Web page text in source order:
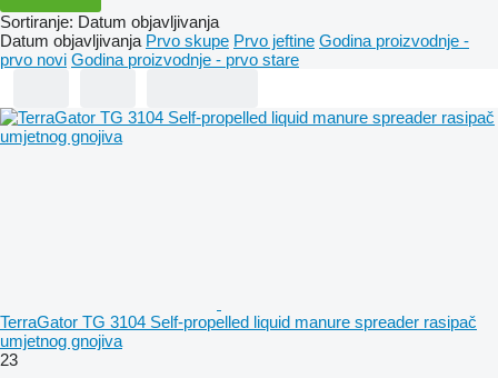
Sortiranje: Datum objavljivanja
Datum objavljivanja Prvo skupe Prvo jeftine Godina proizvodnje -
prvo novi Godina proizvodnje - prvo stare
TerraGator TG 3104 Self-propelled liquid manure spreader rasipač
umjetnog gnojiva
23